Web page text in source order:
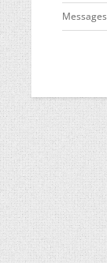
Messages